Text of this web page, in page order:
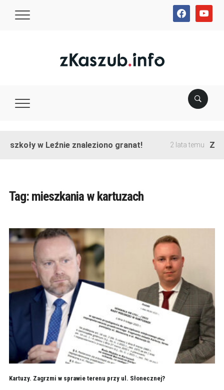
facebookyoutube
szkoły w Leźnie znaleziono granat! 2 lata temu
Tag: mieszkania w kartuzach
Kartuzy. Zagrzmi w sprawie terenu przy ul. Słonecznej?